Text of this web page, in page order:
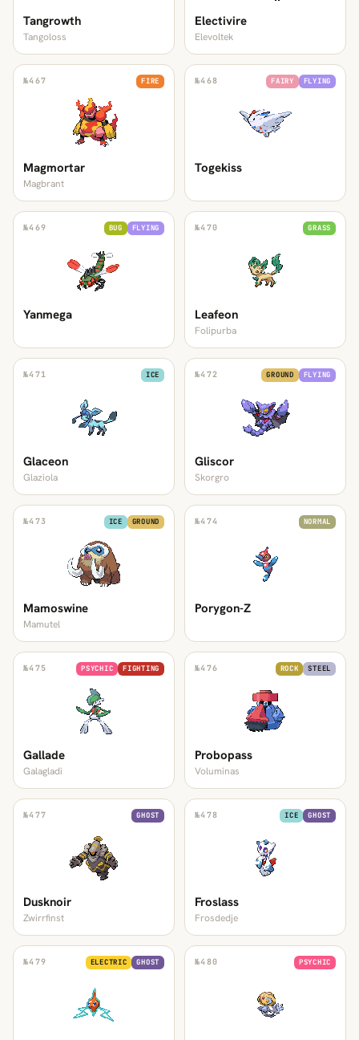
Tangrowth
Tangoloss
Electivire
Elevoltek
№467 FIRE
Magmortar
Magbrant
№468 FAIRY FLYING
Togekiss
№469 BUG FLYING
Yanmega
№470 GRASS
Leafeon
Folipurba
№471 ICE
Glaceon
Glaziola
№472 GROUND FLYING
Gliscor
Skorgro
№473 ICE GROUND
Mamoswine
Mamutel
№474 NORMAL
Porygon-Z
№475 PSYCHIC FIGHTING
Gallade
Galagladi
№476 ROCK STEEL
Probopass
Voluminas
№477 GHOST
Dusknoir
Zwirrfinst
№478 ICE GHOST
Froslass
Frosdedje
№479 ELECTRIC GHOST №480 PSYCHIC